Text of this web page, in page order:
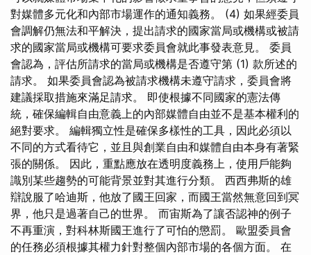
對媒體多元化和內部市場運作的通知義務。 (4) 如果經委員
會調解仍無法和平解決，提出請求的國家當局或機構或被請
求的國家當局或機構可要求委員會就此事發表意見。 委員
會認為，評估所請求的當局或機構是否遵守第 (1) 款所述的
請求。 如果委員會認為被請求機構未遵守請求，委員會將
建議採取措施來滿足請求。 即使根據不同國家的憲法傳
統，確保編輯自由意義上的內部媒體自由並不是基本權利的
絕對要求。 編輯獨立性是確保多樣性的工具，因此必須以
不同的方式看待它，並且與創業自由和媒體自由本身有著緊
張的關係。 因此，重點應放在透明度義務上，使用戶能夠
識別某些趨勢的可能背景並對其進行分類。 西西弗斯的雄
辯說服了哈迪斯，他放了國王回家，而國王當然無意回到冥
界，他只是過著自己的世界。 而宙斯為了讓否認神的例子
不再重演，對科林斯國王進行了可怕的懲罰。 歐盟委員會
的任務必須根據其權力針對整個內部市場的各個方面。 在